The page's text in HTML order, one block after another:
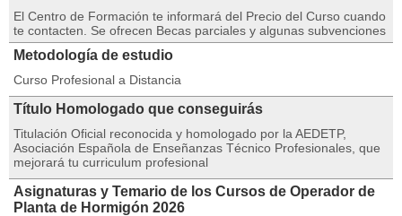
El Centro de Formación te informará del Precio del Curso cuando
te contacten. Se ofrecen Becas parciales y algunas subvenciones
Metodología de estudio
Curso Profesional a Distancia
Título Homologado que conseguirás
Titulación Oficial reconocida y homologado por la AEDETP,
Asociación Española de Enseñanzas Técnico Profesionales, que
mejorará tu curriculum profesional
Asignaturas y Temario de los Cursos de Operador de
Planta de Hormigón 2026